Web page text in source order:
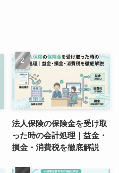
法人保険の保険金を受け取
った時の会計処理｜益金・
損金・消費税を徹底解説